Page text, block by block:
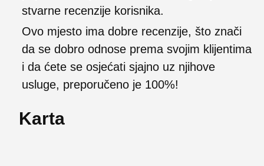
stvarne recenzije korisnika.
Ovo mjesto ima dobre recenzije, što znači
da se dobro odnose prema svojim klijentima
i da ćete se osjećati sjajno uz njihove
usluge, preporučeno je 100%!
Karta